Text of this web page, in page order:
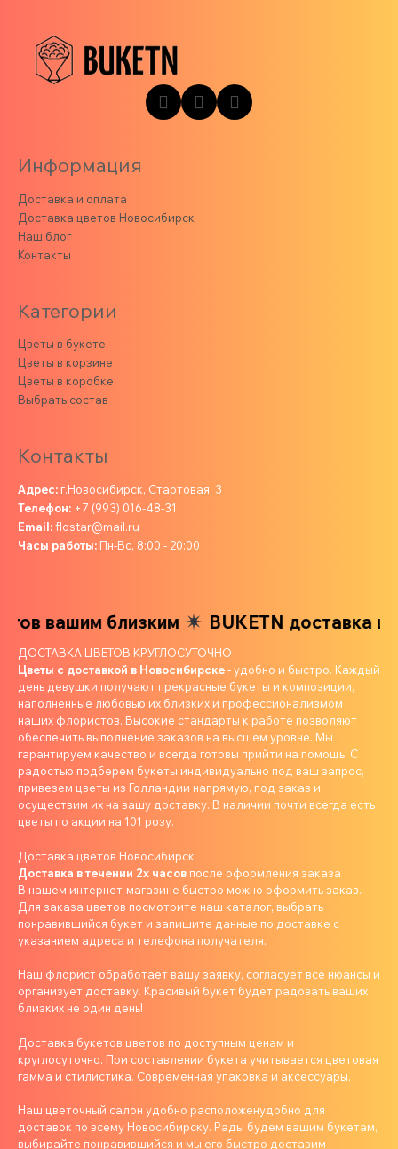
Информация
Доставка и оплата
Доставка цветов Новосибирск
Наш блог
Контакты
Категории
Цветы в букете
Цветы в корзине
Цветы в коробке
Выбрать состав
Контакты
Адрес: г.Новосибирск, Стартовая, 3
Телефон: +7 (993) 016-48-31
Email:flostar@mail.ru
Часы работы: Пн-Вс, 8:00 - 20:00
вашим близким BUKETN доставка
ДОСТАВКА ЦВЕТОВ КРУГЛОСУТОЧНО
Цветы с доставкой в Новосибирске- удобно и быстро. Каждый
день девушки получают прекрасные букеты и композиции,
наполненные любовью их близких и профессионализмом
наших флористов. Высокие стандарты к работе позволяют
обеспечить выполнение заказов на высшем уровне. Мы
гарантируем качество и всегда готовы прийти на помощь. С
радостью подберем букеты индивидуально под ваш запрос,
привезем цветы из Голландии напрямую, под заказ и
осуществим их на вашу доставку. В наличии почти всегда есть
цветы по акции на 101 розу.
Доставка цветов Новосибирск
Доставка в течении 2х часов после оформления заказа
В нашем интернет-магазине быстро можно оформить заказ.
Для заказа цветов посмотрите наш каталог, выбрать
понравившийся букет и запишите данные по доставке с
указанием адреса и телефона получателя.
Наш флорист обработает вашу заявку, согласует все нюансы и
организует доставку. Красивый букет будет радовать ваших
близких не один день!
Доставка букетов цветов по доступным ценам и
круглосуточно. При составлении букета учитывается цветовая
гамма и стилистика. Современная упаковка и аксессуары.
Наш цветочный салон удобно расположенудобно для
доставок по всему Новосибирску. Рады будем вашим букетам,
выбирайте понравившийся и мы его быстро доставим